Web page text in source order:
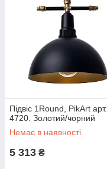
Підвіс 1Round, PikArt арт.
4720. Золотий/чорний
Немає в наявності
5 313 ₴